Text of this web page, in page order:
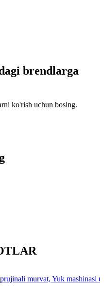
brendlarga
ko'rish uchun bosing.